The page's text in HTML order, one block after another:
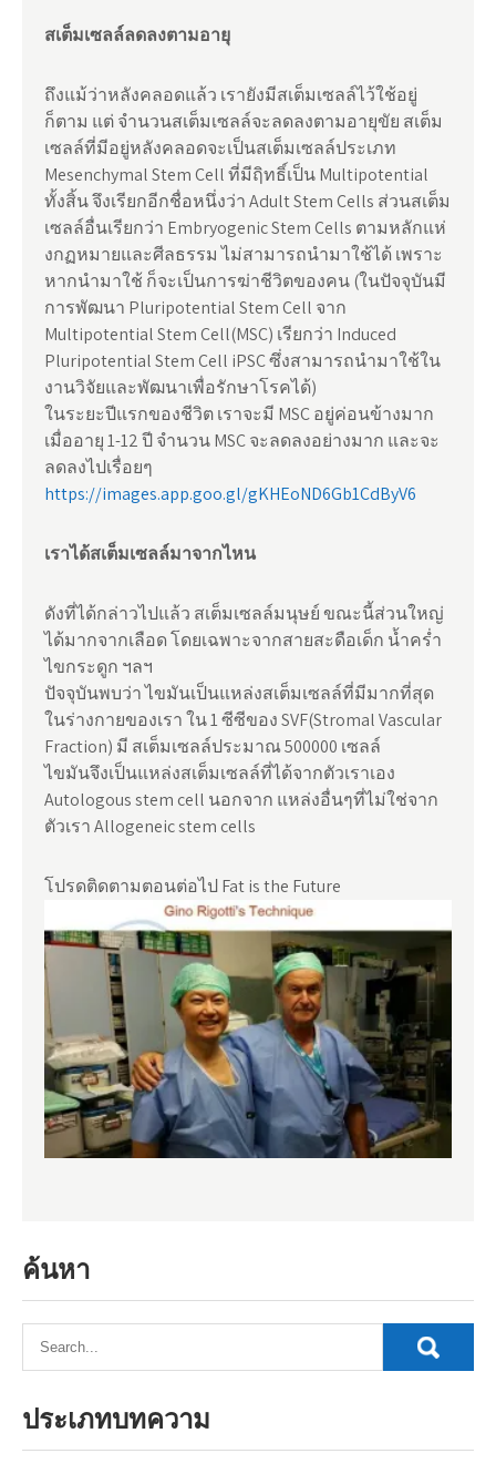
สเต็มเซลล์ลดลงตามอายุ
ถึงแม้ว่าหลังคลอดแล้ว เรายังมีสเต็มเซลล์ไว้ใช้อยู่
ก็ตาม แต่ จำนวนสเต็มเซลล์จะลดลงตามอายุขัย สเต็ม
เซลล์ที่มีอยู่หลังคลอดจะเป็นสเต็มเซลล์ประเภท
Mesenchymal Stem Cell ที่มีฤิทธิ์เป็น Multipotential
ทั้งสิ้น จึงเรียกอีกชื่อหนึ่งว่า Adult Stem Cells ส่วนสเต็ม
เซลล์อื่นเรียกว่า Embryogenic Stem Cells ตามหลักแห่
งกฏหมายและศีลธรรม ไม่สามารถนำมาใช้ได้ เพราะ
หากนำมาใช้ ก็จะเป็นการฆ่าชีวิตของคน (ในปัจจุบันมี
การพัฒนา Pluripotential Stem Cell จาก
Multipotential Stem Cell(MSC) เรียกว่า Induced
Pluripotential Stem Cell iPSC ซึ่งสามารถนำมาใช้ใน
งานวิจัยและพัฒนาเพื่อรักษาโรคได้)
ในระยะปีแรกของชีวิต เราจะมี MSC อยู่ค่อนข้างมาก
เมื่ออายุ 1-12 ปี จำนวน MSC จะลดลงอย่างมาก และจะ
ลดลงไปเรื่อยๆ
https://images.app.goo.gl/gKHEoND6Gb1CdByV6
เราได้สเต็มเซลล์มาจากไหน
ดังที่ได้กล่าวไปแล้ว สเต็มเซลล์มนุษย์ ขณะนี้ส่วนใหญ่
ได้มากจากเลือด โดยเฉพาะจากสายสะดือเด็ก น้ำคร่ำ
ไขกระดูก ฯลฯ
ปัจจุบันพบว่า ไขมันเป็นแหล่งสเต็มเซลล์ที่มีมากที่สุด
ในร่างกายของเรา ใน 1 ซีซีของ SVF(Stromal Vascular
Fraction) มี สเต็มเซลล์ประมาณ 500000 เซลล์
ไขมันจึงเป็นแหล่งสเต็มเซลล์ที่ได้จากตัวเราเอง
Autologous stem cell นอกจาก แหล่งอื่นๆที่ไม่ใช่จาก
ตัวเรา Allogeneic stem cells
โปรดติดตามตอนต่อไป Fat is the Future
ค้นหา
ประเภทบทความ